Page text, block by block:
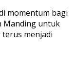
momentum bagi
Manding untuk
menjadi